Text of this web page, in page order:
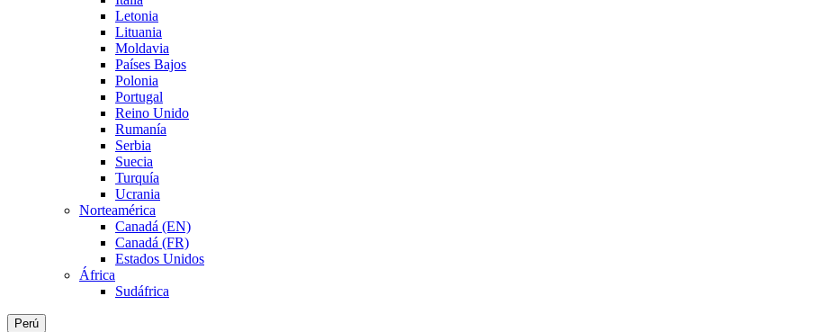
Letonia
Lituania
Moldavia
Países Bajos
Polonia
Portugal
Reino Unido
Rumanía
Serbia
Suecia
Turquía
Ucrania
Norteamérica
Canadá (EN)
Canadá (FR)
Estados Unidos
África
Sudáfrica
Perú